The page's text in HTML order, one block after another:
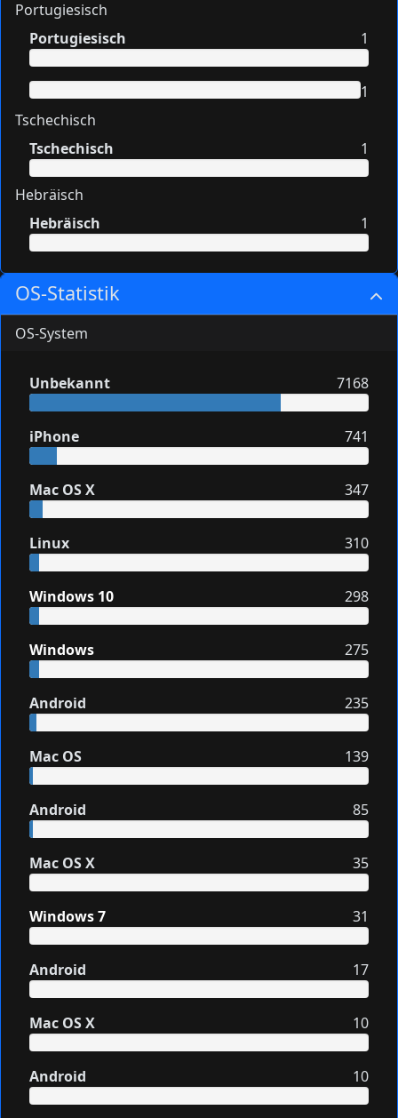
Portugiesisch
Portugiesisch
1
1
Tschechisch
Tschechisch
1
Hebräisch
Hebräisch
1
OS-Statistik
OS-System
Unbekannt 7168
iPhone 741
Mac OS X 347
Linux 310
Windows 10 298
Windows 275
Android 235
Mac OS 139
Android 85
Mac OS X 35
Windows 7 31
Android 17
Mac OS X 10
Android 10